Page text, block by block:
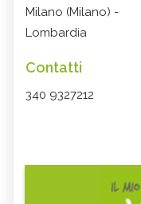
Milano (Milano) -
Lombardia
Contatti
340 9327212